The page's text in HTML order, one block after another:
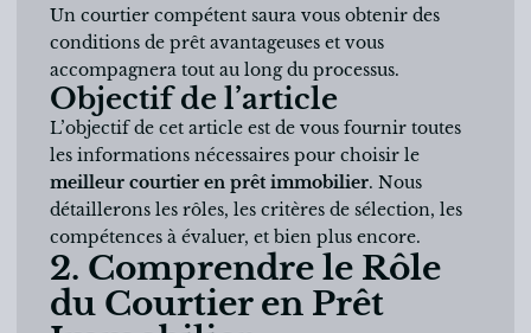
Un courtier compétent saura vous obtenir des
conditions de prêt avantageuses et vous
accompagnera tout au long du processus.
Objectif de l’article
L’objectif de cet article est de vous fournir toutes
les informations nécessaires pour choisir le
meilleur courtier en prêt immobilier. Nous
détaillerons les rôles, les critères de sélection, les
compétences à évaluer, et bien plus encore.
2. Comprendre le Rôle
du Courtier en Prêt